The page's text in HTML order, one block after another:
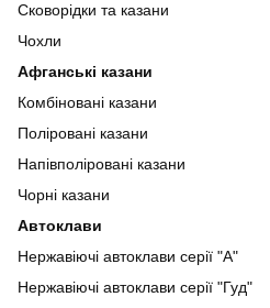
Сковорідки та казани
Чохли
Афганські казани
Комбіновані казани
Поліровані казани
Напівполіровані казани
Чорні казани
Автоклави
Нержавіючі автоклави серії "А"
Нержавіючі автоклави серії "Гуд"